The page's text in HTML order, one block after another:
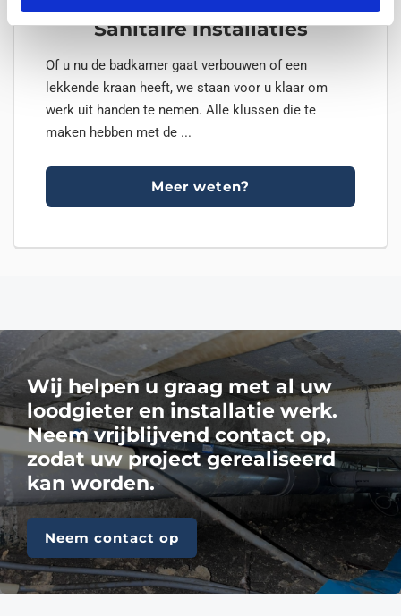
Sanitaire installaties
Of u nu de badkamer gaat verbouwen of een
lekkende kraan heeft, we staan voor u klaar om
werk uit handen te nemen. Alle klussen die te
maken hebben met de ...
Meer weten?
Wij helpen u graag met al uw
loodgieter en installatie werk.
Neem vrijblijvend contact op,
zodat uw project gerealiseerd
kan worden.
Neem contact op